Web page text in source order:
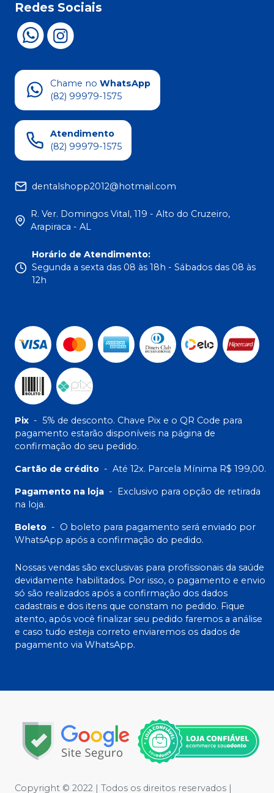
Redes Sociais
Chame no WhatsApp
(82) 99979-1575
Atendimento
(82) 99979-1575
dentalshopp2012@hotmail.com
R. Ver. Domingos Vital, 119 - Alto do Cruzeiro,
Arapiraca - AL
Horário de Atendimento:
Segunda a sexta das 08 às 18h - Sábados das 08 às
12h
Pix - 5% de desconto. Chave Pix e o QR Code para
pagamento estarão disponíveis na página de
confirmação do seu pedido.
Cartão de crédito - Até 12x. Parcela Mínima R$ 199,00.
Pagamento na loja - Exclusivo para opção de retirada
na loja.
Boleto - O boleto para pagamento será enviado por
WhatsApp após a confirmação do pedido.
Nossas vendas são exclusivas para profissionais da saúde
devidamente habilitados. Por isso, o pagamento e envio
só são realizados após a confirmação dos dados
cadastrais e dos itens que constam no pedido. Fique
atento, após você finalizar seu pedido faremos a análise
e caso tudo esteja correto enviaremos os dados de
pagamento via WhatsApp.
Copyright © 2022 | Todos os direitos reservados |